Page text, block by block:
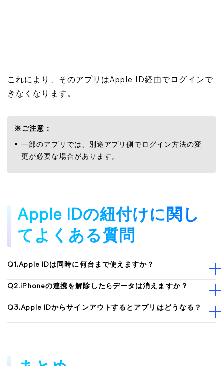
これにより、そのアプリはApple ID経由でログインで
きなくなります。
※ご注意：
一部のアプリでは、別途アプリ側でログイン方法の変
更が必要な場合があります。
Apple IDの紐付けに関し
てよくある質問
Q1.Apple IDは同時に何台まで使えますか？
Q2.iPhoneの連携を解除したらデータは消えますか？
Q3.Apple IDからサインアウトするとアプリはどうなる？